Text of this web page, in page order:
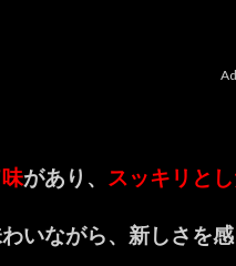
があり、 スッキリと
いながら、新しさを